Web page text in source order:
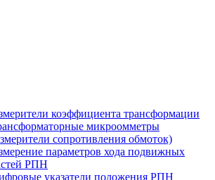
коэффициента трансформации
микроомметры
сопротивления обмоток)
параметров хода подвижных
РПН
указатели положения РПН